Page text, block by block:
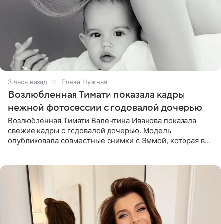
3 часа назад Елена Нужная
Возлюбленная Тимати показала кадры
нежной фотосессии с годовалой дочерью
Возлюбленная Тимати Валентина Иванова показала
свежие кадры с годовалой дочерью. Модель
опубликовала совместные снимки с Эммой, которая в